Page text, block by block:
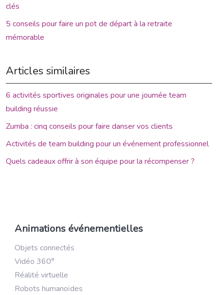
clés
5 conseils pour faire un pot de départ à la retraite
mémorable
Articles similaires
6 activités sportives originales pour une journée team
building réussie
Zumba : cinq conseils pour faire danser vos clients
Activités de team building pour un événement professionnel
Quels cadeaux offrir à son équipe pour la récompenser ?
Animations événementielles
Objets connectés
Vidéo 360°
Réalité virtuelle
Robots humanoïdes